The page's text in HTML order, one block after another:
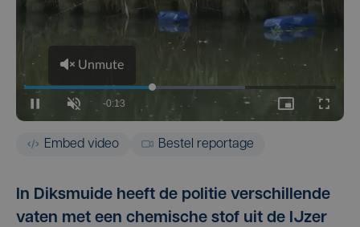
Embed video Bestel reportage
In Diksmuide heeft de politie verschillende
vaten met een chemische stof uit de IJzer